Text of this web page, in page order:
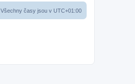
Všechny časy jsou v UTC+01:00